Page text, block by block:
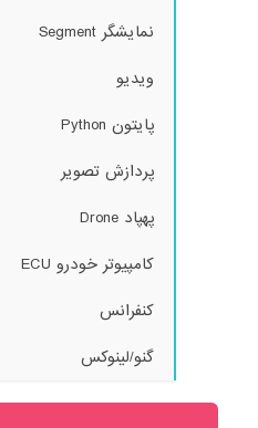
نمایشگر Segment
ویدیو
پایتون Python
پردازش تصویر
پهپاد Drone
کامپیوتر خودرو ECU
کنفرانس
گنو/لینوکس